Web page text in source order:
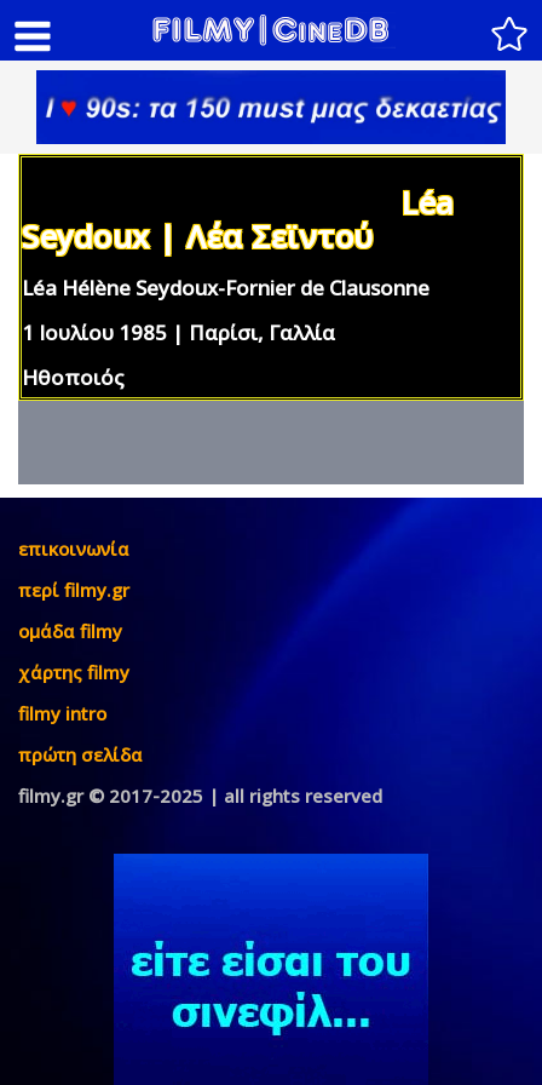
Léa
Seydoux | Λέα Σεϊντού
Léa Hélène Seydoux-Fornier de Clausonne
1 Ιουλίου 1985 | Παρίσι, Γαλλία
Ηθοποιός
επικοινωνία
περί filmy.gr
ομάδα filmy
χάρτης filmy
filmy intro
πρώτη σελίδα
filmy.gr © 2017-2025 | all rights reserved